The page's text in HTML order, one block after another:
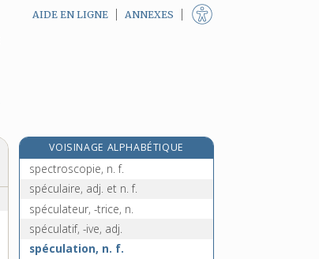
AIDE EN LIGNE ANNEXES
VOISINAGE ALPHABÉTIQUE
spectroscope, n. m.
spectroscopie, n. f.
spéculaire, adj. et n. f.
spéculateur, -trice, n.
spéculatif, -ive, adj.
spéculation, n. f.